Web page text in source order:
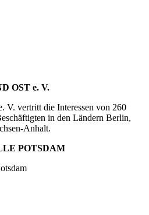
OST e. V.
V. vertritt die Interessen von 260
in den Ländern Berlin,
Anhalt.
POTSDAM